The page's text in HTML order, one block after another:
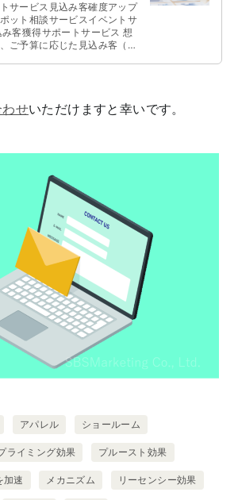
サービス見込み客確度アップ
ット相談サービスイベントサ
客獲得サポートサービス 想
ご予算に応じた見込み客（リ
せいただけますと幸いです。
アパレル ショールーム
ライミング効果 プルースト効果
加速 メカニズム リーセンシー効果